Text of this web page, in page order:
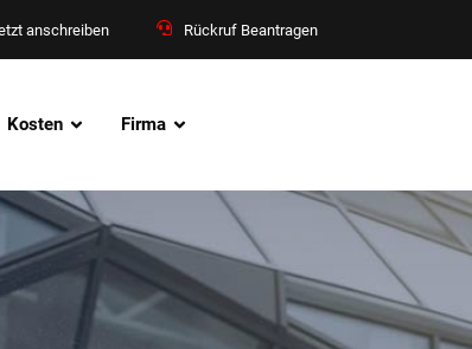
anschreiben Rückruf Beantragen
Kosten Firma